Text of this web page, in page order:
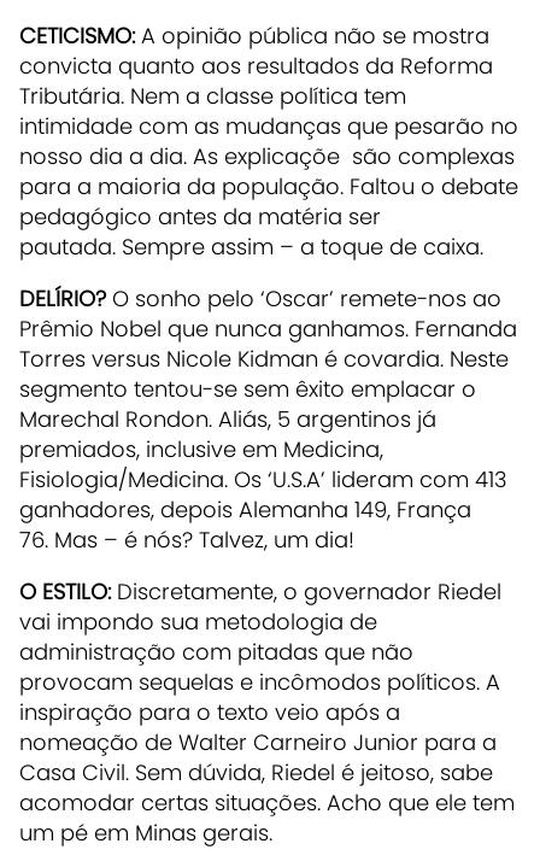
CETICISMO:A opinião pública não se mostra
convicta quanto aos resultados da Reforma
Tributária. Nem a classe política tem
intimidade com as mudanças que pesarão no
nosso dia a dia. As explicaçõe são complexas
para a maioria da população. Faltou o debate
pedagógico antes da matéria ser
pautada. Sempre assim – a toque de caixa.
DELÍRIO? O sonho pelo ‘Oscar’ remete-nos ao
Prêmio Nobel que nunca ganhamos. Fernanda
Torres versus Nicole Kidman é covardia. Neste
segmento tentou-se sem êxito emplacar o
Marechal Rondon. Aliás, 5 argentinos já
premiados, inclusive em Medicina,
Fisiologia/Medicina. Os ‘U.S.A’ lideram com 413
ganhadores, depois Alemanha 149, França
76. Mas – é nós? Talvez, um dia!
O ESTILO: Discretamente, o governador Riedel
vai impondo sua metodologia de
administração com pitadas que não
provocam sequelas e incômodos políticos. A
inspiração para o texto veio após a
nomeação de Walter Carneiro Junior para a
Casa Civil. Sem dúvida, Riedel é jeitoso, sabe
acomodar certas situações. Acho que ele tem
um pé em Minas gerais.